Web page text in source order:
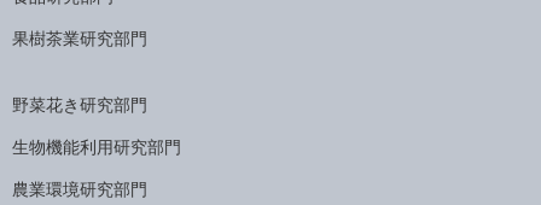
果樹茶業研究部門
野菜花き研究部門
生物機能利用研究部門
農業環境研究部門